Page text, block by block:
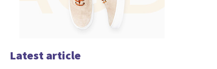
Latest article